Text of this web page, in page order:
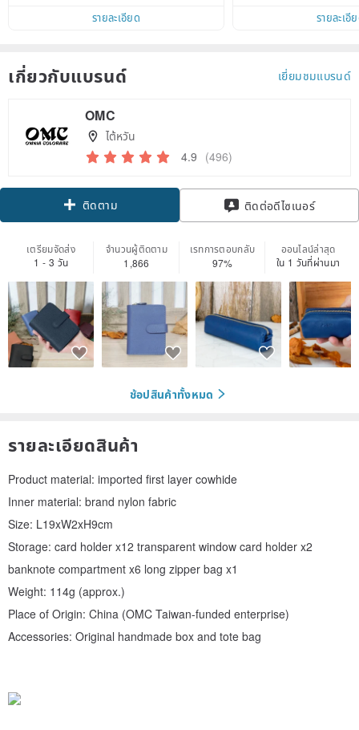
within 7 days!
รายละเอียด
รายละเอี
เกี่ยวกับแบรนด์ เยี่ยมชมแบรนด์
OMC
ไต้หวัน
4.9 (496)
ติดตาม ติดต่อดีไซเนอร์
เตรียมจัดส่ง
1 - 3 วัน
จำนวนผู้ติดตาม
1,866
เรทการตอบกลับ
97%
ออนไลน์ล่าสุด
ใน 1 วันที่ผ่านมา
ช้อปสินค้าทั้งหมด
รายละเอียดสินค้า
Product material: imported first layer cowhide
Inner material: brand nylon fabric
Size: L19xW2xH9cm
Storage: card holder x12 transparent window card holder x2
banknote compartment x6 long zipper bag x1
Weight: 114g (approx.)
Place of Origin: China (OMC Taiwan-funded enterprise)
Accessories: Original handmade box and tote bag